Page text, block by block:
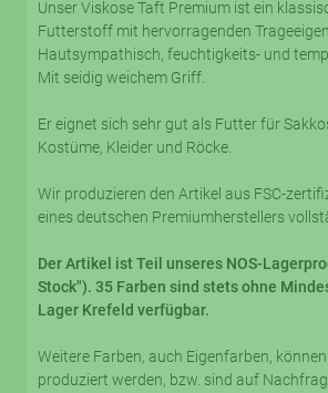
Unser Viskose Taft Premium ist ein
Futterstoff mit hervorragenden
Hautsympathisch, feuchtigkeits- und
Mit seidig weichem Griff.
Er eignet sich sehr gut als Futter für
Kostüme, Kleider und Röcke.
Wir produzieren den Artikel aus FSC-
eines deutschen Premiumherstellers
Der Artikel ist Teil unseres NOS-
Stock"). 35 Farben sind stets ohne
Lager Krefeld verfügbar.
Weitere Farben, auch Eigenfarben,
produziert werden, bzw. sind auf